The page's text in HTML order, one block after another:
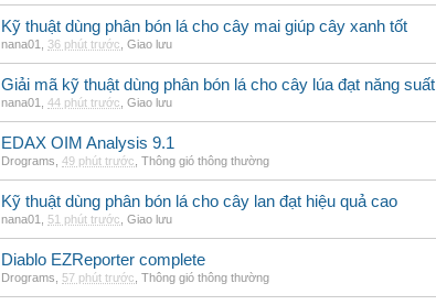
Kỹ thuật dùng phân bón lá cho cây mai giúp cây xanh tốt
nana01 36 phút trước Giao lưu
Giải mã kỹ thuật dùng phân bón lá cho cây lúa đạt năng suất
nana01 44 phút trước Giao lưu
EDAX OIM Analysis 9.1
Drograms 49 phút trước Thông gió thông thường
Kỹ thuật dùng phân bón lá cho cây lan đạt hiệu quả cao
nana01 51 phút trước Giao lưu
Diablo EZReporter complete
Drograms 57 phút trước Thông gió thông thường